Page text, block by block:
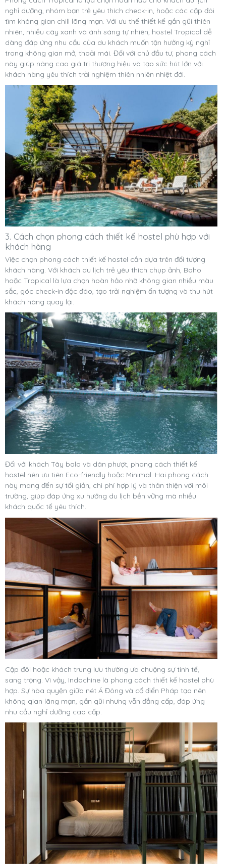
nghỉ dưỡng, nhóm bạn trẻ yêu thích check-in, hoặc các cặp đôi
tìm không gian chill lãng mạn. Với ưu thế thiết kế gần gũi thiên
nhiên, nhiều cây xanh và ánh sáng tự nhiên, hostel Tropical dễ
dàng đáp ứng nhu cầu của du khách muốn tận hưởng kỳ nghỉ
trong không gian mở, thoải mái. Đối với chủ đầu tư, phong cách
này giúp nâng cao giá trị thương hiệu và tạo sức hút lớn với
khách hàng yêu thích trải nghiệm thiên nhiên nhiệt đới.
3. Cách chọn phong cách thiết kế hostel phù hợp với
khách hàng
Việc chọn phong cách thiết kế hostel cần dựa trên đối tượng
khách hàng. Với khách du lịch trẻ yêu thích chụp ảnh, Boho
hoặc Tropical là lựa chọn hoàn hảo nhờ không gian nhiều màu
sắc, góc check-in độc đáo, tạo trải nghiệm ấn tượng và thu hút
khách hàng quay lại.
Đối với khách Tây balo và dân phượt, phong cách thiết kế
hostel nên ưu tiên Eco-friendly hoặc Minimal. Hai phong cách
này mang đến sự tối giản, chi phí hợp lý và thân thiện với môi
trường, giúp đáp ứng xu hướng du lịch bền vững mà nhiều
khách quốc tế yêu thích.
Cặp đôi hoặc khách trung lưu thường ưa chuộng sự tinh tế,
sang trọng. Vì vậy, Indochine là phong cách thiết kế hostel phù
hợp. Sự hòa quyện giữa nét Á Đông và cổ điển Pháp tạo nên
không gian lãng mạn, gần gũi nhưng vẫn đẳng cấp, đáp ứng
nhu cầu nghỉ dưỡng cao cấp.